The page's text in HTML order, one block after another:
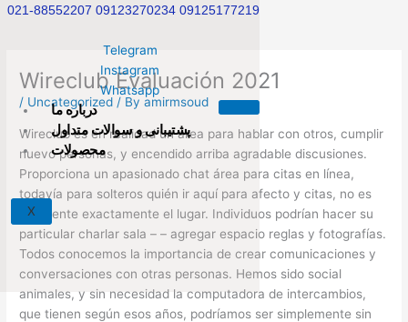
Skip
021-88552207 09123270234 09125177219
Telegram
Instagram
Whatsapp
درباره ما
پشتیبانی و سوالات متداول
محصولات
X
Wireclub Evaluación 2021
/ Uncategorized / Byamirmsoud
Wireclub es en realidad un área para hablar con otros, cumplir
nuevo personas, y encendido arriba agradable discusiones.
Proporciona un apasionado chat área para citas en línea,
todavía para solteros quién ir aquí para afecto y citas, no es
realmente exactamente el lugar. Individuos podrían hacer su
particular charlar sala – – agregar espacio reglas y fotografías.
Todos conocemos la importancia de crear comunicaciones y
conversaciones con otras personas. Hemos sido social
animales, y sin necesidad la computadora de intercambios,
que tienen según esos años, podríamos ser simplemente sin